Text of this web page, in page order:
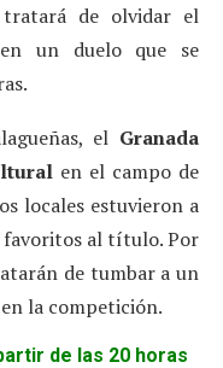
tratará de olvidar el
un duelo que se
el Granada
en el campo de
locales estuvieron a
favoritos al título. Por
de tumbar a un
la competición.
de las 20 horas